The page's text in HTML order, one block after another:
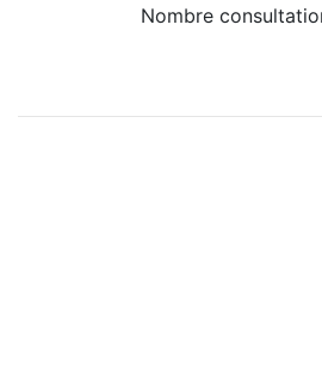
Nombre